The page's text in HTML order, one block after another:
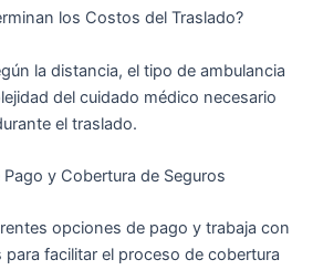
los Costos del Traslado?
la distancia, el tipo de ambulancia
del cuidado médico necesario
el traslado.
y Cobertura de Seguros
opciones de pago y trabaja con
para facilitar el proceso de cobertura